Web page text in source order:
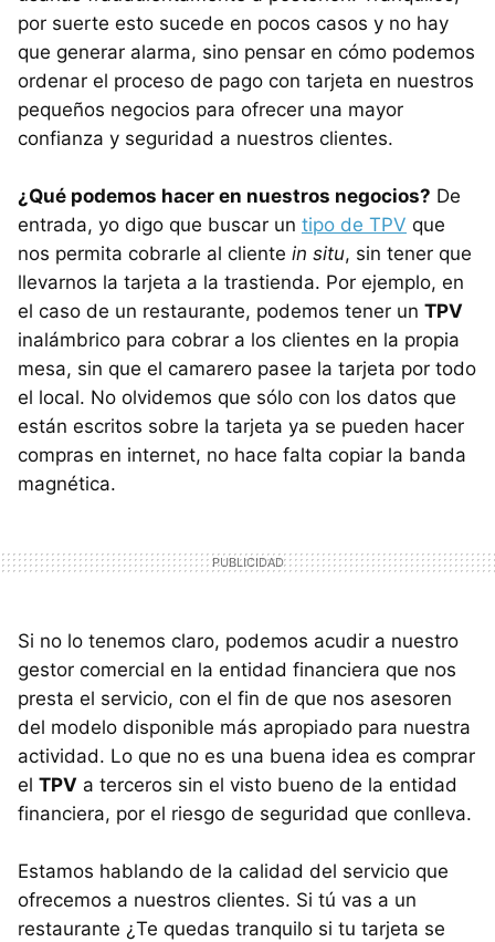
por suerte esto sucede en pocos casos y no hay
que generar alarma, sino pensar en cómo podemos
ordenar el proceso de pago con tarjeta en nuestros
pequeños negocios para ofrecer una mayor
confianza y seguridad a nuestros clientes.
¿Qué podemos hacer en nuestros negocios? De
entrada, yo digo que buscar un tipo de TPV que
nos permita cobrarle al cliente in situ, sin tener que
llevarnos la tarjeta a la trastienda. Por ejemplo, en
el caso de un restaurante, podemos tener un TPV
inalámbrico para cobrar a los clientes en la propia
mesa, sin que el camarero pasee la tarjeta por todo
el local. No olvidemos que sólo con los datos que
están escritos sobre la tarjeta ya se pueden hacer
compras en internet, no hace falta copiar la banda
magnética.
Si no lo tenemos claro, podemos acudir a nuestro
gestor comercial en la entidad financiera que nos
presta el servicio, con el fin de que nos asesoren
del modelo disponible más apropiado para nuestra
actividad. Lo que no es una buena idea es comprar
el TPV a terceros sin el visto bueno de la entidad
financiera, por el riesgo de seguridad que conlleva.
Estamos hablando de la calidad del servicio que
ofrecemos a nuestros clientes. Si tú vas a un
restaurante ¿Te quedas tranquilo si tu tarjeta se